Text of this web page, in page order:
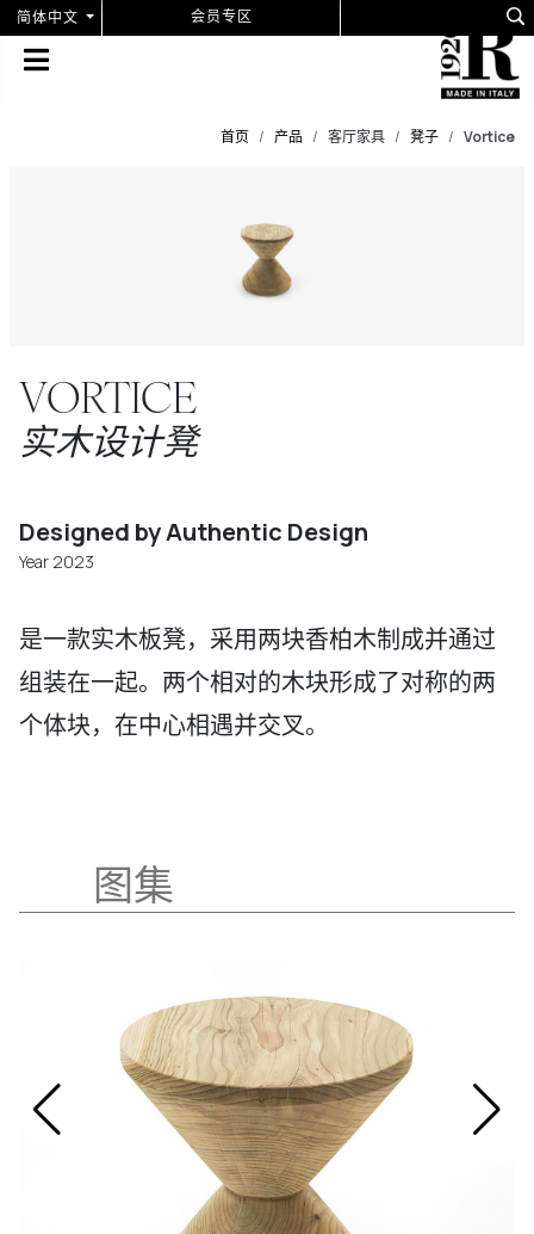
选择你的语音
简体中文 会员专区
首页 产品 客厅家具 凳子 Vortice
VORTICE
实木设计凳
Designed by Authentic Design
Year 2023
是一款实木板凳，采用两块香柏木制成并通过
组装在一起。两个相对的木块形成了对称的两
个体块，在中心相遇并交叉。
图集